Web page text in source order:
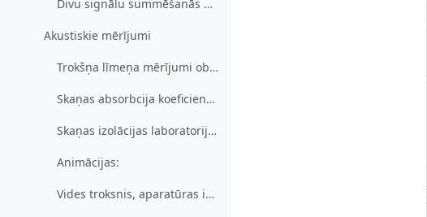
Divu signālu summēšanās animācijas
Akustiskie mērījumi
Trokšņa līmeņa mērījumi objektā, teritorijā un telpās
Skaņas absorbcija koeficienta mērījumi reverberācijas kamerā (RK)
Skaņas izolācijas laboratorijas mērījumi būvakustikas mērkamerā
Animācijas:
Vides troksnis, aparatūras iestatījumi un mērījumu veikšanas animācija, darbs ar trokšņa mēru